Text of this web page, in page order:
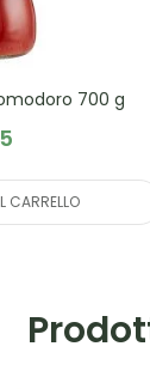
700 g
CARRELLO